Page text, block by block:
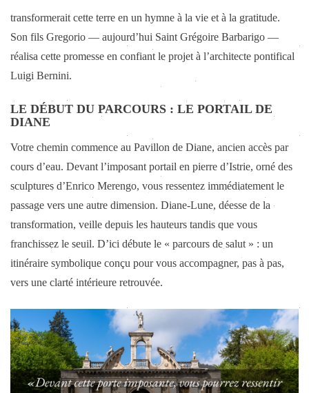
transformerait cette terre en un hymne à la vie et à la gratitude.
Son fils Gregorio — aujourd’hui Saint Grégoire Barbarigo —
réalisa cette promesse en confiant le projet à l’architecte pontifical
Luigi Bernini.
LE DÉBUT DU PARCOURS : LE PORTAIL DE
DIANE
Votre chemin commence au Pavillon de Diane, ancien accès par
cours d’eau. Devant l’imposant portail en pierre d’Istrie, orné des
sculptures d’Enrico Merengo, vous ressentez immédiatement le
passage vers une autre dimension. Diane-Lune, déesse de la
transformation, veille depuis les hauteurs tandis que vous
franchissez le seuil. D’ici débute le « parcours de salut » : un
itinéraire symbolique conçu pour vous accompagner, pas à pas,
vers une clarté intérieure retrouvée.